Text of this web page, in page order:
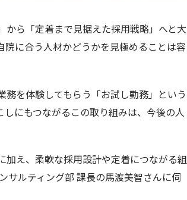
ら「定着まで見据えた採用戦略」へと大
に合う人材かどうかを見極めることは容
を体験してもらう「お試し勤務」という
にもつながるこの取り組みは、今後の人
え、柔軟な採用設計や定着につながる組
サルティング部 課長の馬渡美智さんに伺